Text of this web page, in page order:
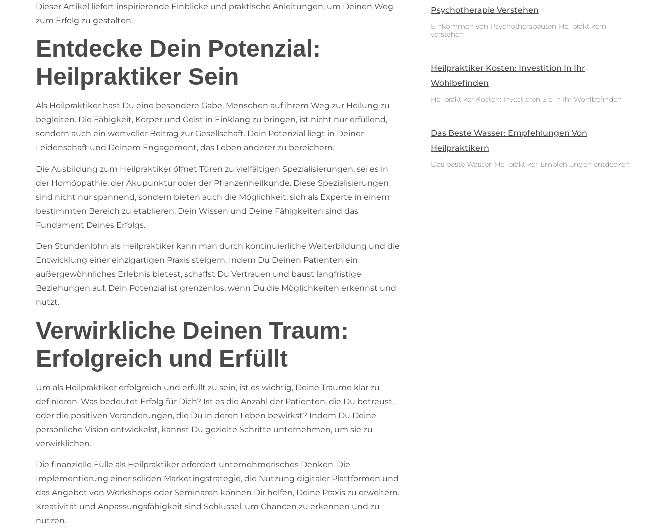
Dieser Artikel liefert inspirierende Einblicke und praktische Anleitungen, um Deinen Weg
zum Erfolg zu gestalten.
Entdecke Dein Potenzial:
Heilpraktiker Sein
Als Heilpraktiker hast Du eine besondere Gabe, Menschen auf ihrem Weg zur Heilung zu
begleiten. Die Fähigkeit, Körper und Geist in Einklang zu bringen, ist nicht nur erfüllend,
sondern auch ein wertvoller Beitrag zur Gesellschaft. Dein Potenzial liegt in Deiner
Leidenschaft und Deinem Engagement, das Leben anderer zu bereichern.
Die Ausbildung zum Heilpraktiker öffnet Türen zu vielfältigen Spezialisierungen, sei es in
der Homöopathie, der Akupunktur oder der Pflanzenheilkunde. Diese Spezialisierungen
sind nicht nur spannend, sondern bieten auch die Möglichkeit, sich als Experte in einem
bestimmten Bereich zu etablieren. Dein Wissen und Deine Fähigkeiten sind das
Fundament Deines Erfolgs.
Den Stundenlohn als Heilpraktiker kann man durch kontinuierliche Weiterbildung und die
Entwicklung einer einzigartigen Praxis steigern. Indem Du Deinen Patienten ein
außergewöhnliches Erlebnis bietest, schaffst Du Vertrauen und baust langfristige
Beziehungen auf. Dein Potenzial ist grenzenlos, wenn Du die Möglichkeiten erkennst und
nutzt.
Verwirkliche Deinen Traum:
Erfolgreich und Erfüllt
Um als Heilpraktiker erfolgreich und erfüllt zu sein, ist es wichtig, Deine Träume klar zu
definieren. Was bedeutet Erfolg für Dich? Ist es die Anzahl der Patienten, die Du betreust,
oder die positiven Veränderungen, die Du in deren Leben bewirkst? Indem Du Deine
persönliche Vision entwickelst, kannst Du gezielte Schritte unternehmen, um sie zu
verwirklichen.
Die finanzielle Fülle als Heilpraktiker erfordert unternehmerisches Denken. Die
Implementierung einer soliden Marketingstrategie, die Nutzung digitaler Plattformen und
das Angebot von Workshops oder Seminaren können Dir helfen, Deine Praxis zu erweitern.
Kreativität und Anpassungsfähigkeit sind Schlüssel, um Chancen zu erkennen und zu
nutzen.
Psychotherapie Verstehen
Einkommen von Psychotherapeuten-Heilpraktikern
verstehen
Heilpraktiker Kosten: Investition In Ihr
Wohlbefinden
Heilpraktiker Kosten: Investieren Sie in Ihr Wohlbefinden
Das Beste Wasser: Empfehlungen Von
Heilpraktikern
Das beste Wasser: Heilpraktiker-Empfehlungen entdecken